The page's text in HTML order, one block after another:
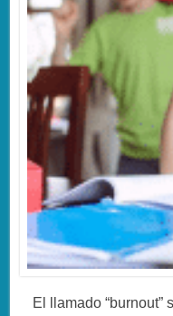
El llamado “burnout”